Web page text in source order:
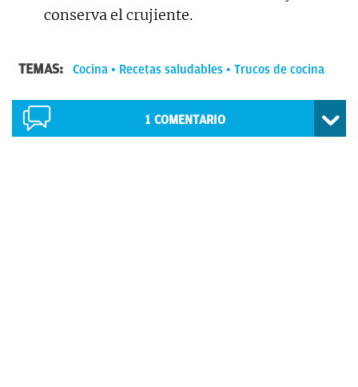
conserva el crujiente.
TEMAS: Cocina Recetas saludables Trucos de cocina
1 COMENTARIO